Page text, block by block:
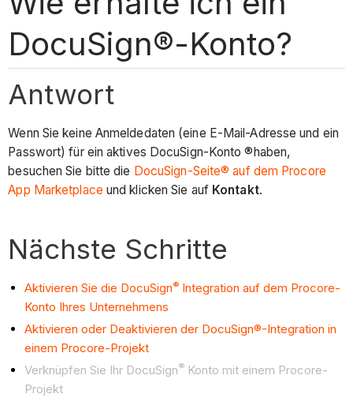
DocuSign®-Konto?
Antwort
Wenn Sie keine Anmeldedaten (eine E-Mail-Adresse und ein
Passwort) für ein aktives DocuSign-Konto ®haben,
besuchen Sie bitte die DocuSign-Seite® auf dem Procore
App Marketplace und klicken Sie auf Kontakt.
Nächste Schritte
Aktivieren Sie die DocuSign® Integration auf dem Procore-
Konto Ihres Unternehmens
Aktivieren oder Deaktivieren der DocuSign®-Integration in
einem Procore-Projekt
Verknüpfen Sie Ihr DocuSign® Konto mit einem Procore-
Projekt